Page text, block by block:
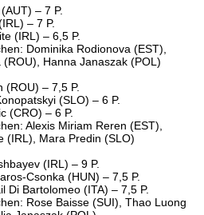
– 7 P.
– 7 P.
(IRL) – 6,5 P.
Dominika Rodionova (EST),
(ROU), Hanna Janaszak (POL)
(ROU) – 7,5 P.
(SLO) – 6 P.
(CRO) – 6 P.
Alexis Miriam Reren (EST),
(IRL), Mara Predin (SLO)
(IRL) – 9 P.
Csonka (HUN) – 7,5 P.
Di Bartolomeo (ITA) – 7,5 P.
Rose Baisse (SUI), Thao Luong